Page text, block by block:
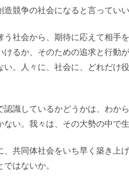
造競争の社会になると言っていい
う社会から、期待に応えて相手
けるか、そのための追求と行動
い。人々に、社会に、どれだけ
認識しているかどうかは、わか
ない。我々は、その大勢の中で
、共同体社会をいち早く築き上
はないか。